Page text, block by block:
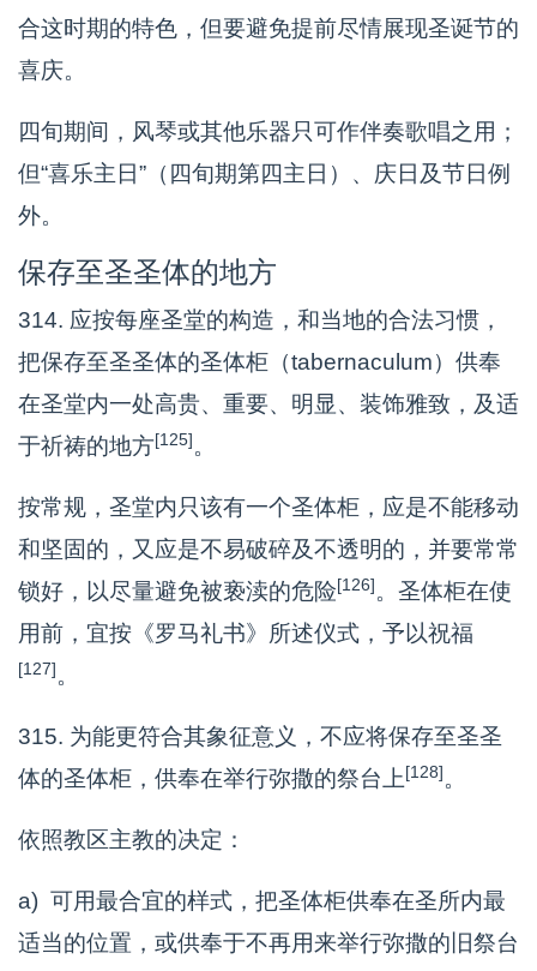
合这时期的特色，但要避免提前尽情展现圣诞节的
喜庆。
四旬期间，风琴或其他乐器只可作伴奏歌唱之用；
但“喜乐主日”（四旬期第四主日）、庆日及节日例
外。
保存至圣圣体的地方
314. 应按每座圣堂的构造，和当地的合法习惯，
把保存至圣圣体的圣体柜（tabernaculum）供奉
在圣堂内一处高贵、重要、明显、装饰雅致，及适
于祈祷的地方[125]。
按常规，圣堂内只该有一个圣体柜，应是不能移动
和坚固的，又应是不易破碎及不透明的，并要常常
锁好，以尽量避免被亵渎的危险[126]。圣体柜在使
用前，宜按《罗马礼书》所述仪式，予以祝福
[127]。
315. 为能更符合其象征意义，不应将保存至圣圣
体的圣体柜，供奉在举行弥撒的祭台上[128]。
依照教区主教的决定：
a) 可用最合宜的样式，把圣体柜供奉在圣所内最
适当的位置，或供奉于不再用来举行弥撒的旧祭台